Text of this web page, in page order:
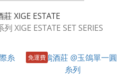
XIGE ESTATE
XIGE ESTATE SET SERIES
免運費